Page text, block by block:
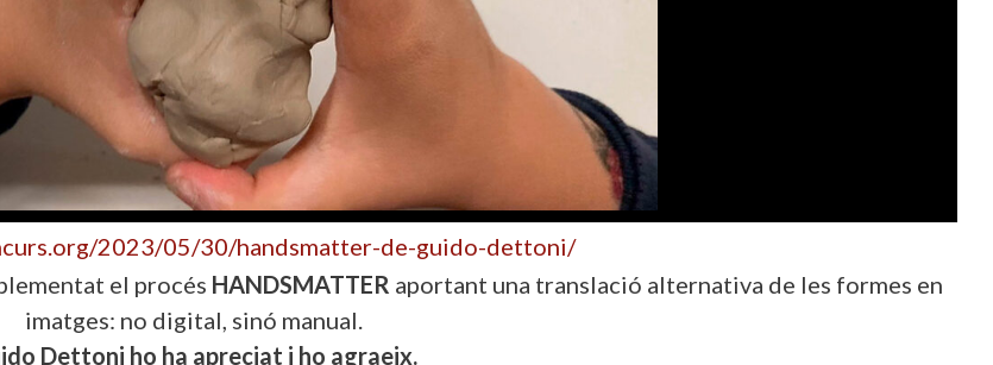
2023/05/30/handsmatter-de-guido-dettoni/
el procés HANDSMATTER aportant una translació alternativa de les formes en
imatges: no digital, sinó manual.
Dettoni ho ha apreciat i ho agraeix.